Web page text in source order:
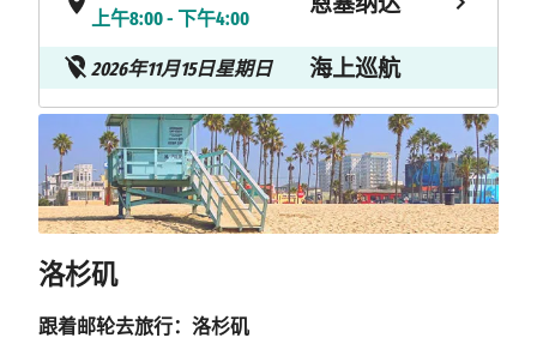
上午8:00 - 下午4:00
2026年11月15日星期日 海上巡航
2026年11月16日星期一
上午8:00 - 下午6:00
卡波圣卢卡
斯
2026年11月17日星期二
马萨特兰
2026年11月19日星期四
洛杉矶
跟着邮轮去旅行：洛杉矶